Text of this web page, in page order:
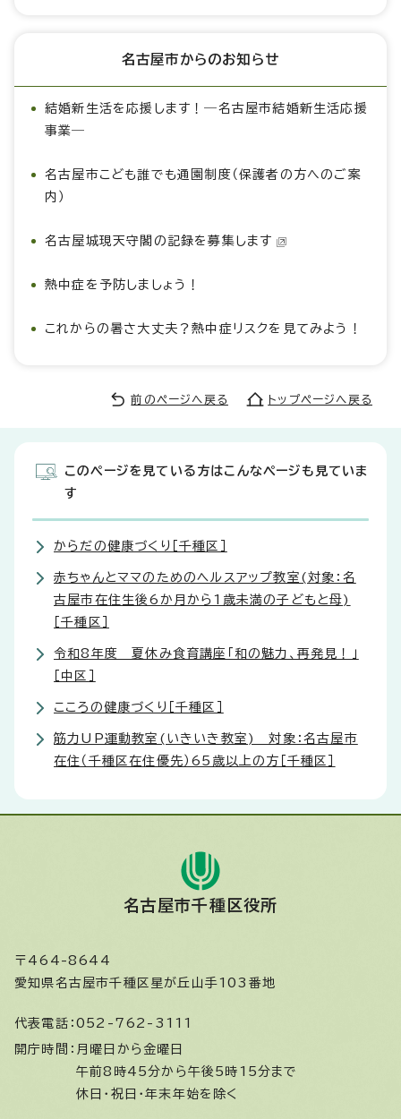
名古屋市からのお知らせ
結婚新生活を応援します！―名古屋市結婚新生活応援
事業―
名古屋市こども誰でも通園制度（保護者の方へのご案
内）
名古屋城現天守閣の記録を募集します
熱中症を予防しましょう！
これからの暑さ大丈夫？熱中症リスクを見てみよう！
前のページへ戻る トップページへ戻る
このページを見ている方はこんなページも見ていま
す
からだの健康づくり［千種区］
赤ちゃんとママのためのヘルスアップ教室(対象：名
古屋市在住生後6か月から1歳未満の子どもと母)
［千種区］
令和8年度 夏休み食育講座「和の魅力、再発見！」
［中区］
こころの健康づくり［千種区］
筋力UP運動教室(いきいき教室) 対象：名古屋市
在住（千種区在住優先）65歳以上の方［千種区］
名古屋市千種区役所
〒464-8644
愛知県名古屋市千種区星が丘山手103番地
代表電話： 052-762-3111
開庁時間： 月曜日から金曜日
午前8時45分から午後5時15分まで
休日・祝日・年末年始を除く